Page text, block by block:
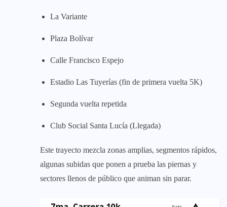
La Variante
Plaza Bolívar
Calle Francisco Espejo
Estadio Las Tuyerías (fin de primera vuelta 5K)
Segunda vuelta repetida
Club Social Santa Lucía (Llegada)
Este trayecto mezcla zonas amplias, segmentos rápidos,
algunas subidas que ponen a prueba las piernas y
sectores llenos de público que animan sin parar.